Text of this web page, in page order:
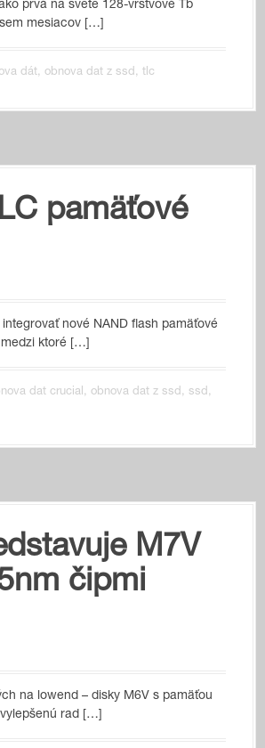
prvá na svete 128-vrstvové Tb
mesiacov […]
dát, obnova dat z ssd, tlc
pamäťové
nové NAND flash pamäťové
ktoré […]
dat crucial, obnova dat z ssd, ssd,
M7V
čipmi
na lowend – disky M6V s pamäťou
rad […]